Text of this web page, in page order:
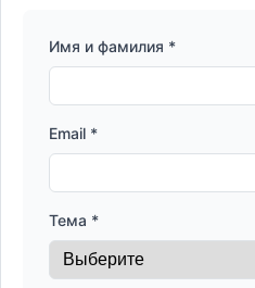
Имя и фамилия *
Email *
Тема *